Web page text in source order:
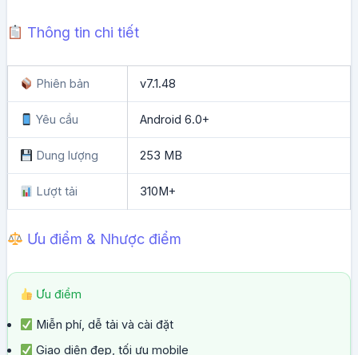
Thông tin chi tiết
Phiên bản v7.1.48
Yêu cầu Android 6.0+
Dung lượng 253 MB
Lượt tải 310M+
Ưu điểm & Nhược điểm
Ưu điểm
Miễn phí, dễ tải và cài đặt
Giao diện đẹp, tối ưu mobile